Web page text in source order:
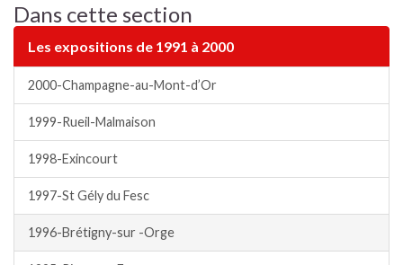
Dans cette section
Les expositions de 1991 à 2000
2000-Champagne-au-Mont-d’Or
1999-Rueil-Malmaison
1998-Exincourt
1997-St Gély du Fesc
1996-Brétigny-sur -Orge